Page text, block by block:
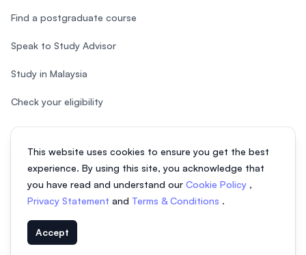
This website uses cookies to ensure you get the best
experience. By using this site, you acknowledge that
you have read and understand our Cookie Policy ,
Privacy Statement and Terms & Conditions .
Accept
Find a postgraduate course
Speak to Study Advisor
Study in Malaysia
Check your eligibility
© 2026 EasyUni Sdn Bhd, company registration number 200801016907
(818200-P). All rights reserved.
Indonesian